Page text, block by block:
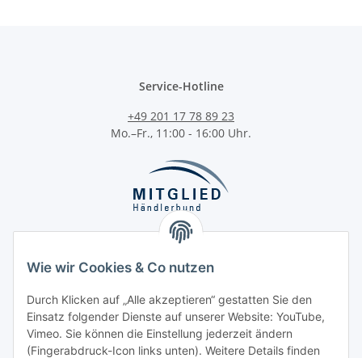
Wie wir Cookies & Co nutzen
Durch Klicken auf „Alle akzeptieren“ gestatten Sie den
Einsatz folgender Dienste auf unserer Website: YouTube,
Vimeo. Sie können die Einstellung jederzeit ändern
(Fingerabdruck-Icon links unten). Weitere Details finden
Service-Hotline
+49 201 17 78 89 23
Mo.–Fr., 11:00 - 16:00 Uhr.
Kategorien